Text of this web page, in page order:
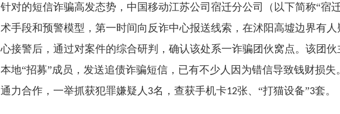
针对的短信诈骗高发态势，中国移动江苏公司宿迁分公司（以下简称“宿
术手段和预警模型，第一时间向反诈中心报送线索，在沭阳高墟边界有
心接警后，通过对案件的综合研判，确认该处系一诈骗团伙窝点。该团
本地“招募”成员，发送追债诈骗短信，已有不少人因为错信导致钱财损
通力合作，一举抓获犯罪嫌疑人 3名，查获手机卡12张、“打猫设备”3套。